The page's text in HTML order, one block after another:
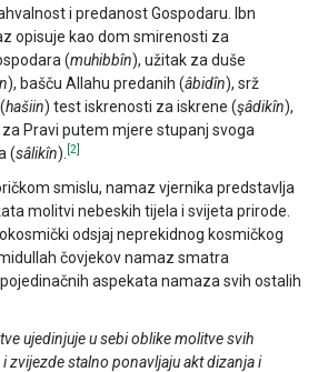
i predanost Gospodaru. Ibn
opisuje kao dom smirenosti za
(muhibbîn), užitak za duše
), bašču Allahu predanih (âbidîn), srž
hašiin) test iskrenosti za iskrene (şâdikîn),
Pravi putem mjere stupanj svoga
(sâlikîn). [2]
smislu, namaz vjernika predstavlja
molitvi nebeskih tijela i svijeta prirode.
odsjaj neprekidnog kosmičkog
čovjekov namaz smatra
aspekata namaza svih ostalih
ujedinjuje u sebi oblike molitve svih
zvijezde stalno ponavljaju akt dizanja i